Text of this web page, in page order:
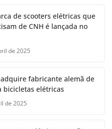
de scooters elétricas que
de CNH é lançada no
de 2025
fabricante alemã de
bicicletas elétricas
de 2025